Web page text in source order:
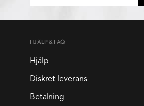
HJÄLP & FAQ
Hjälp
Diskret leverans
Betalning